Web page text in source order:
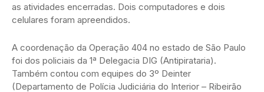
as atividades encerradas. Dois computadores e dois
celulares foram apreendidos.
A coordenação da Operação 404 no estado de São Paulo
foi dos policiais da 1ª Delegacia DIG (Antipirataria).
Também contou com equipes do 3º Deinter
(Departamento de Polícia Judiciária do Interior – Ribeirão